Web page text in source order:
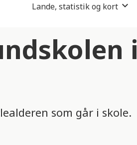
Lande, statistik og kort
i
som går i skole.